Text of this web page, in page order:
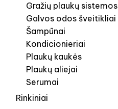
Gražių plaukų sistemos
Galvos odos šveitikliai
Šampūnai
Kondicionieriai
Plaukų kaukės
Plaukų aliejai
Serumai
Rinkiniai